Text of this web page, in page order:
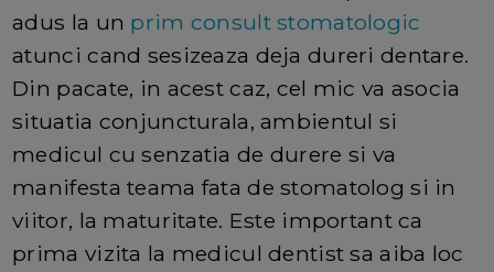
adus la un prim consult stomatologic
atunci cand sesizeaza deja dureri dentare.
Din pacate, in acest caz, cel mic va asocia
situatia conjuncturala, ambientul si
medicul cu senzatia de durere si va
manifesta teama fata de stomatolog si in
viitor, la maturitate. Este important ca
prima vizita la medicul dentist sa aiba loc